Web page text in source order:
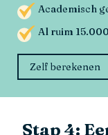
Academisch
Al ruim
Zelf berekenen
Stap 4: